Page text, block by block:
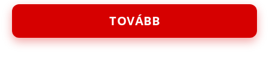
TOVÁBB